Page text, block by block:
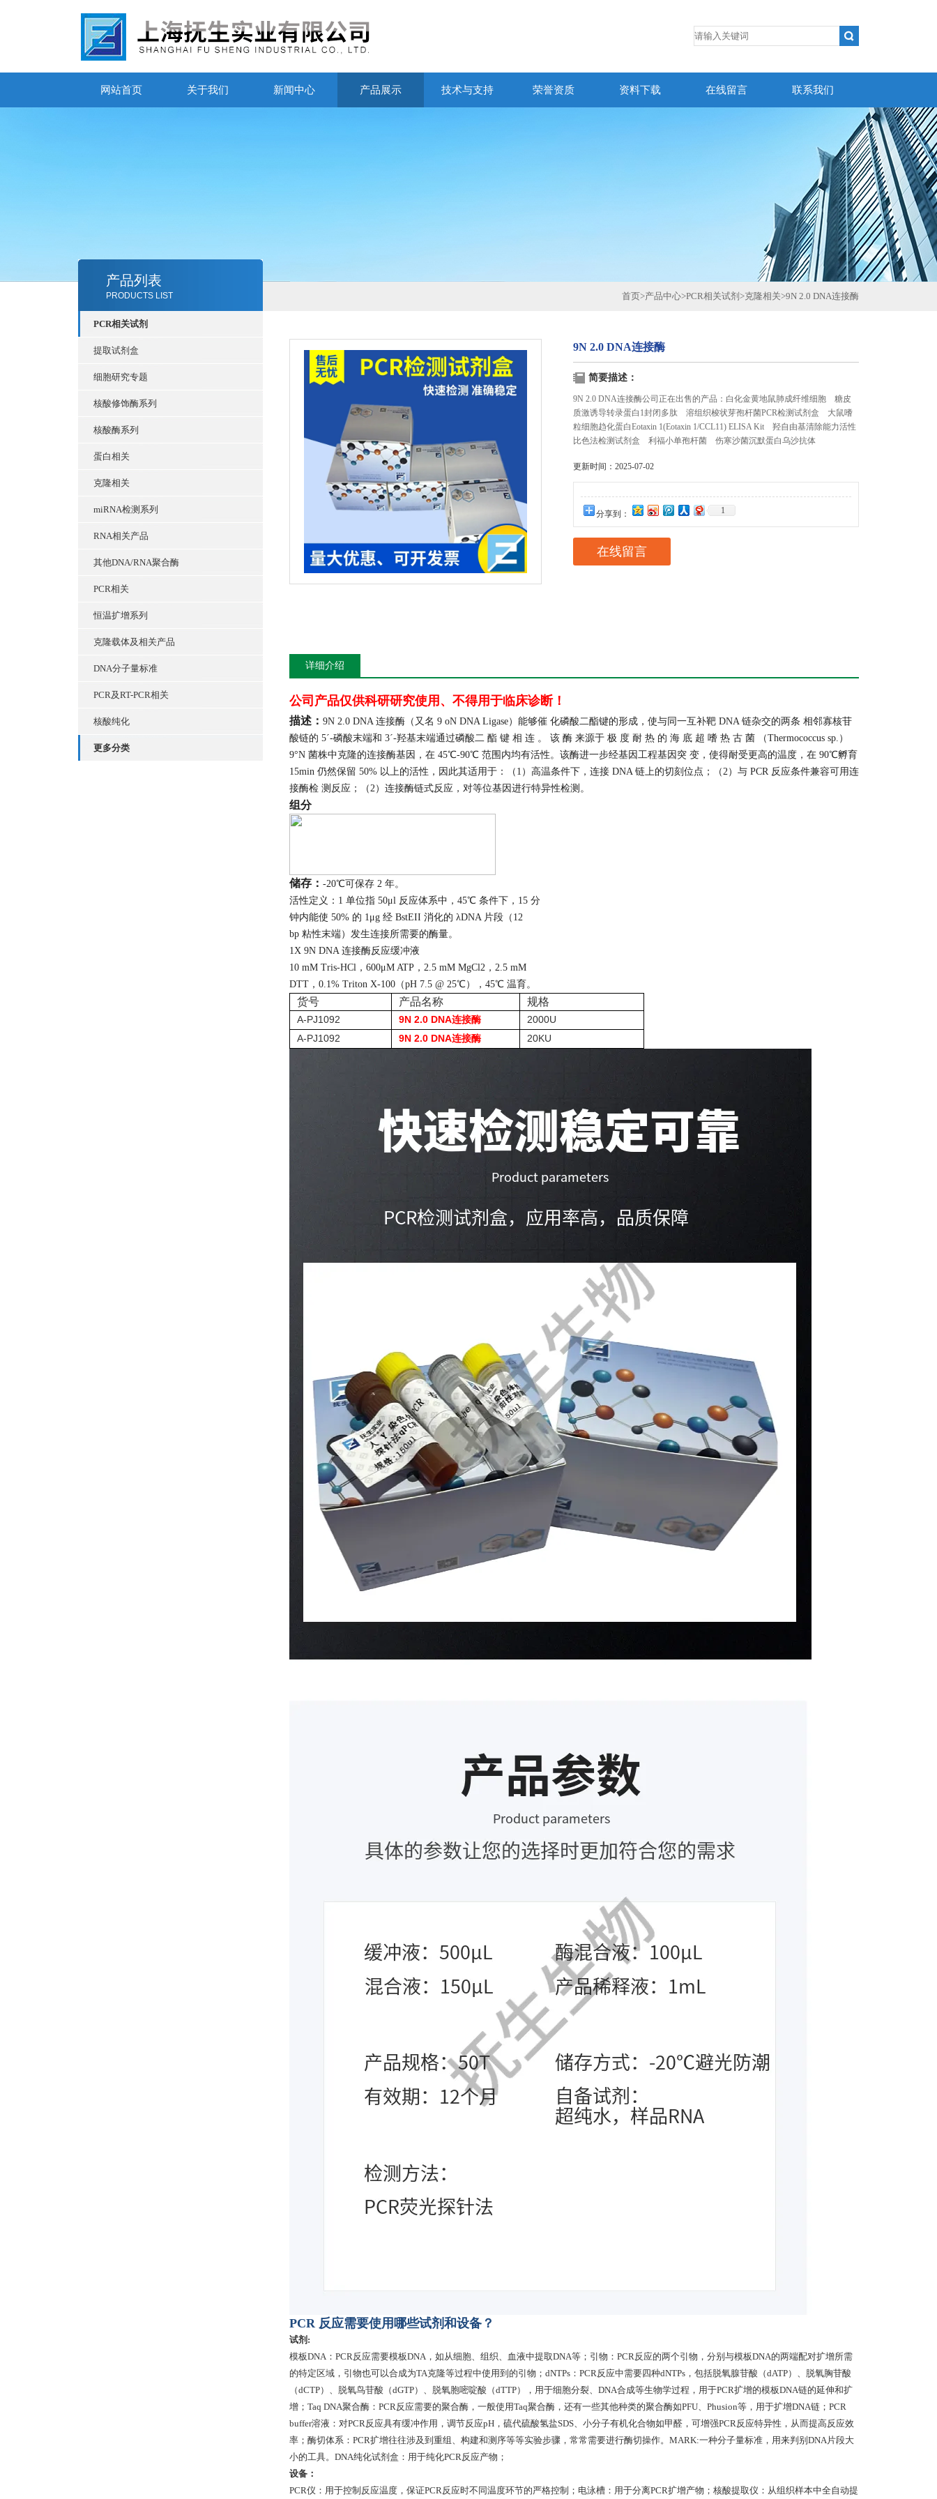
网站首页 关于我们 新闻中心 产品展示 技术与支持 荣誉资质 资料下载 在线留言 联系我们
产品列表
PRODUCTS LIST
PCR相关试剂
提取试剂盒
细胞研究专题
核酸修饰酶系列
核酸酶系列
蛋白相关
克隆相关
miRNA检测系列
RNA相关产品
其他DNA/RNA聚合酶
PCR相关
恒温扩增系列
克隆载体及相关产品
DNA分子量标准
PCR及RT-PCR相关
核酸纯化
更多分类
首页>产品中心>PCR相关试剂 >克隆相关>9N 2.0 DNA连接酶
9N 2.0 DNA连接酶
简要描述：
9N 2.0 DNA连接酶公司正在出售的产品：白化金黄地鼠肺成纤维细胞 糖皮
质激诱导转录蛋白1封闭多肽 溶组织梭状芽孢杆菌PCR检测试剂盒 大鼠嗜
粒细胞趋化蛋白Eotaxin 1(Eotaxin 1/CCL11) ELISA Kit 羟自由基清除能力活性
比色法检测试剂盒 利福小单孢杆菌 伤寒沙菌沉默蛋白乌沙抗体
更新时间：2025-07-02
分享到： 1
在线留言
详细介绍
公司产品仅供科研研究使用、不得用于临床诊断！
描述： 9N 2.0 DNA 连接酶（又名 9 oN DNA Ligase）能够催 化磷酸二酯键的形成，使与同一互补靶 DNA 链杂交的两条 相邻寡核苷
酸链的 5´-磷酸末端和 3´-羟基末端通过磷酸二 酯 键 相 连 。 该 酶 来源于 极 度 耐 热 的 海 底 超 嗜 热 古 菌 （Thermococcus sp.）
9°N 菌株中克隆的连接酶基因，在 45℃-90℃ 范围内均有活性。该酶进一步经基因工程基因突 变，使得耐受更高的温度，在 90℃孵育
15min 仍然保留 50% 以上的活性，因此其适用于：（1）高温条件下，连接 DNA 链上的切刻位点；（2）与 PCR 反应条件兼容可用连
接酶检 测反应；（2）连接酶链式反应，对等位基因进行特异性检测。
组分
储存： -20℃可保存 2 年。
活性定义：1 单位指 50μl 反应体系中，45℃ 条件下，15 分
钟内能使 50% 的 1μg 经 BstEII 消化的 λDNA 片段（12
bp 粘性末端）发生连接所需要的酶量。
1X 9N DNA 连接酶反应缓冲液
10 mM Tris-HCl，600μM ATP，2.5 mM MgCl2，2.5 mM
DTT，0.1% Triton X-100（pH 7.5 @ 25℃），45℃ 温育。
货号 产品名称 规格
A-PJ1092 9N 2.0 DNA连接酶
2000U
A-PJ1092
9N 2.0 DNA连接酶 20KU
PCR 反应需要使用哪些试剂和设备？
试剂:
模板DNA：PCR反应需要模板DNA，如从细胞、组织、血液中提取DNA等；引物：PCR反应的两个引物，分别与模板DNA的两端配对扩增所需
的特定区域，引物也可以合成为TA克隆等过程中使用到的引物；dNTPs：PCR反应中需要四种dNTPs，包括脱氧腺苷酸（dATP）、脱氧胸苷酸
（dCTP）、脱氧鸟苷酸（dGTP）、脱氧胞嘧啶酸（dTTP），用于细胞分裂、DNA合成等生物学过程，用于PCR扩增的模板DNA链的延伸和扩
增；Taq DNA聚合酶：PCR反应需要的聚合酶，一般使用Taq聚合酶，还有一些其他种类的聚合酶如PFU、Phusion等，用于扩增DNA链；PCR
buffer溶液：对PCR反应具有缓冲作用，调节反应pH，硫代硫酸氢盐SDS、小分子有机化合物如甲醛，可增强PCR反应特异性，从而提高反应效
率；酶切体系：PCR扩增往往涉及到重组、构建和测序等等实验步骤，常常需要进行酶切操作。MARK:一种分子量标准，用来判别DNA片段大
小的工具。DNA纯化试剂盒：用于纯化PCR反应产物；
设备：
PCR仪：用于控制反应温度，保证PCR反应时不同温度环节的严格控制；电泳槽：用于分离PCR扩增产物；核酸提取仪：从组织样本中全自动提